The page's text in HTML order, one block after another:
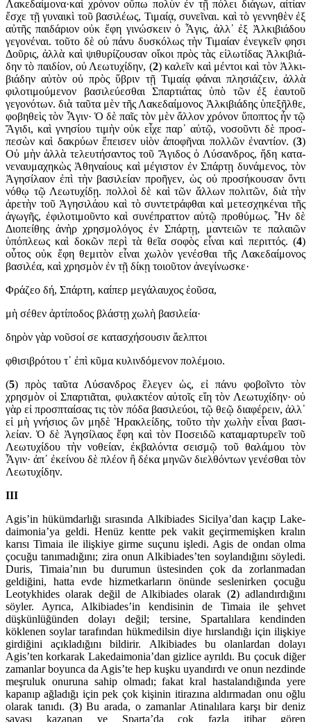
Λακε­δαί­μονα·καὶ χρόνον οὔπω πολὺν ἐν τῇ πόλει διάγων, αἰτίαν
ἔσχε τῇ γυναικὶ τοῦ βασιλέως, Τιμαίᾳ, συνεῖναι. καὶ τὸ γεννηθὲν ἐξ
αὐτῆς παι­δάριον οὐκ ἔφη γινώσκειν ὁ Ἆγις, ἀλλ᾽ ἐξ Ἀλκιβιάδου
γεγονέναι. τοῦτο δὲ οὐ πάνυ δυσκόλως τὴν Τιμαίαν ἐνεγκεῖν φησι
Δοῦρις, ἀλλὰ καὶ ψιθυ­ρίζουσαν οἴκοι πρὸς τὰς εἱλωτίδας Ἀλκιβιά­
δην τὸ παιδίον, οὐ Λεωτυ­χίδην, (2) καλεῖν καὶ μέντοι καὶ τὸν Ἀλκι­
βιάδην αὐτὸν οὐ πρὸς ὕβριν τῇ Τιμαίᾳ φάναι πλησιάζειν, ἀλλὰ
φιλοτιμούμενον βασιλεύ­εσθαι Σπαρ­τιάτας ὑπὸ τῶν ἐξ ἑαυτοῦ
γεγονότων. διὰ ταῦτα μὲν τῆς Λακε­δαί­μονος Ἀλκιβιάδης ὑπεξ­ῆλθε,
φοβηθεὶς τὸν Ἆγιν· Ὁ δὲ παῖς τὸν μὲν ἄλλον χρόνον ὕπ­οπτος ἦν τῷ
Ἄγιδι, καὶ γνησίου τιμὴν οὐκ εἶχε παρ᾽ αὐτῷ, νοσοῦν­τι δὲ προσ­
πεσὼν καὶ δακρύων ἔπεισεν υἱὸν ἀπο­φῆναι πολ­λῶν ἐν­αντίον. (3)
Οὐ μὴν ἀλλὰ τελευτήσαντος τοῦ Ἄγιδος ὁ Λύσανδ­ρος, ἤδη κατα­
νεναυμαχηκὼς Ἀθηναίους καὶ μέγιστον ἐν Σπάρτῃ δυνά­μενος, τὸν
Ἀγησίλαον ἐπὶ τὴν βασιλείαν προῆγεν, ὡς οὐ προσ­ήκου­σαν ὄντι
νόθῳ τῷ Λεωτυχίδῃ. πολλοὶ δὲ καὶ τῶν ἄλλων πολιτῶν, διὰ τὴν
ἀρετὴν τοῦ Ἀγησιλάου καὶ τὸ συντετράφθαι καὶ μετεσχη­κέναι τῆς
ἀγωγῆς, ἐφιλο­τιμοῦντο καὶ συνέπραττον αὐτῷ προθύμως. Ἦν δὲ
Διοπείθης ἀνὴρ χρησ­μολόγος ἐν Σπάρτῃ, μαντειῶν τε παλαι­ῶν
ὑπόπλεως καὶ δοκῶν περὶ τὰ θεῖα σοφὸς εἶναι καὶ περιττός. (4)
οὗτος οὐκ ἔφη θεμιτὸν εἶναι χωλὸν γενέσθαι τῆς Λακεδαίμονος
βασιλέα, καὶ χρησμὸν ἐν τῇ δίκῃ τοιοῦτον ἀνεγίνωσκε·
Φράζεο δή, Σπάρτη, καίπερ μεγάλαυχος ἐοῦσα,
μὴ σέθεν ἀρτίποδος βλάστῃ χωλὴ βασιλεία·
δηρὸν γὰρ νοῦσοί σε κατασχήσουσιν ἄελπτοι
φθισιβρότου τ᾽ ἐπὶ κῦμα κυλινδόμενον πολέμοιο.
(5) πρὸς ταῦτα Λύσανδρος ἔλεγεν ὡς, εἰ πάνυ φοβοῖντο τὸν
χρησμὸν οἱ Σπαρτιᾶται, φυλακτέον αὐτοῖς εἴη τὸν Λεωτυχίδην· οὐ
γὰρ εἰ προσ­πταίσας τις τὸν πόδα βασιλεύοι, τῷ θεῷ διαφέρειν, ἀλλ᾽
εἰ μὴ γνήσιος ὢν μηδὲ Ἡρακλείδης, τοῦτο τὴν χωλὴν εἶναι βασι­
λείαν. Ὁ δὲ Ἀγησίλαος ἔφη καὶ τὸν Ποσειδῶ καταμαρτυρεῖν τοῦ
Λεω­τυχί­δου τὴν νοθείαν, ἐκβα­λόντα σεισμῷ τοῦ θαλάμου τὸν
Ἆγιν· ἀπ᾽ ἐκεί­νου δὲ πλέον ἢ δέκα μηνῶν διελθόντων γενέσθαι τὸν
Λεωτυχίδην.
III
Agis’in hükümdarlığı sırasında Alkibiades Sicilya’dan kaçıp La­ke­
dai­monia’ya geldi. Henüz kentte pek vakit geçir­memiş­ken kralın
karısı Timaia ile ilişkiye girme suçunu işledi. Agis de ondan olma
ço­cuğu tanımadığını; zira onun Alkibiades’ten soylandığını söyledi.
Duris, Timaia’nın bu durumun üste­sinden çok da zor­lan­madan
geldiğini, hatta evde hizmetkar­ların önünde seslenirken çocuğu
Leotykhides olarak değil de Alkibiades olarak (2) adlandır­dığını
söyler. Ayrıca, Alkibia­des’in kendisinin de Timaia ile şehvet
düşkünlüğünden dolayı değil; tersine, Spartalılara ken­dinden
köklenen soylar tarafından hükmedilsin diye hırslandığı için ilişkiye
girdiğini açıkladı­ğını bildirir. Alkibiades bu olanlardan dolayı
Agis’ten korkarak Lakedaimonia’dan gizlice ayrıldı. Bu çocuk diğer
zamanlar boyunca da Agis’te hep kuşku uyandırdı ve onun nezdinde
meşruluk onuruna sahip olmadı; fakat kral hasta­landı­ğında yere
kapanıp ağladığı için pek çok kişinin itirazına aldırmadan onu oğlu
olarak tanıdı. (3) Bu arada, o zamanlar Atinalılara karşı bir deniz
savaşı kazanan ve Sparta’da çok fazla itibar gören